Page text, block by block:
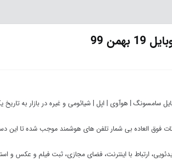
99
| هوآوی | اپل | شیائومی و غیره در بازار به تاریخ یکشنبه 19
فوق العاده بی شمار تلفن های هوشمند موجب شده تا این
ارتباط با اینترنت، فضای مجازی، ثبت فیلم و عکس و